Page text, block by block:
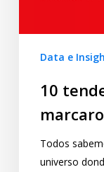
Data e
10
Todos
universo